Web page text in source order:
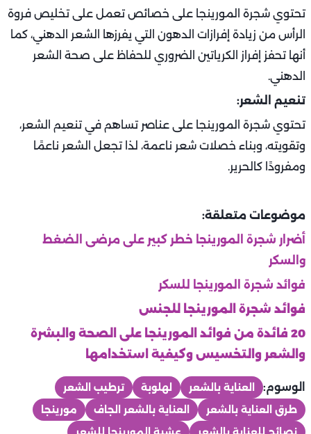
تحتوي شجرة المورينجا على خصائص تعمل على تخليص فروة
الرأس من زيادة إفرازات الدهون التي يفرزها الشعر الدهني، كما
أنها تحفز إفراز الكرياتين الضروري للحفاظ على صحة الشعر
الدهني.
تنعيم الشعر:
تحتوي شجرة المورينجا على عناصر تساهم في تنعيم الشعر،
وتقويته، وبناء خصلات شعر ناعمة، لذا تجعل الشعر ناعمًا
ومفرودًا كالحرير.
موضوعات متعلقة:
أضرار شجرة المورينجا خطر كبير على مرضى الضغط
والسكر
فوائد شجرة المورينجا للسكر
فوائد شجرة المورينجا للجنس
20 فائدة من فوائد المورينجا على الصحة والبشرة
والشعر والتخسيس وكيفية استخدامها
الوسوم: العناية بالشعر لهلوبة
ترطيب الشعر
طرق العناية بالشعر
العناية بالشعر الجاف
مورينجا